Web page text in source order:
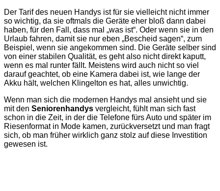
Der Tarif des neuen Handys ist für sie vielleicht nicht immer
so wichtig, da sie oftmals die Geräte eher bloß dann dabei
haben, für den Fall, dass mal „was ist“. Oder wenn sie in den
Urlaub fahren, damit sie nur eben „Bescheid sagen“, zum
Beispiel, wenn sie angekommen sind. Die Geräte selber sind
von einer stabilen Qualität, es geht also nicht direkt kaputt,
wenn es mal runter fällt. Meistens wird auch nicht so viel
darauf geachtet, ob eine Kamera dabei ist, wie lange der
Akku hält, welchen Klingelton es hat, alles unwichtig.
Wenn man sich die modernen Handys mal ansieht und sie
mit den Seniorenhandys vergleicht, fühlt man sich fast
schon in die Zeit, in der die Telefone fürs Auto und später im
Riesenformat in Mode kamen, zurückversetzt und man fragt
sich, ob man früher wirklich ganz stolz auf diese Investition
gewesen ist.